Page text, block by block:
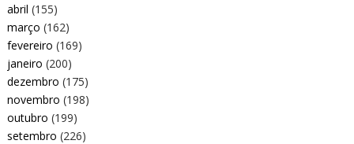
abril (155)
março (162)
fevereiro (169)
janeiro (200)
dezembro (175)
novembro (198)
outubro (199)
setembro (226)